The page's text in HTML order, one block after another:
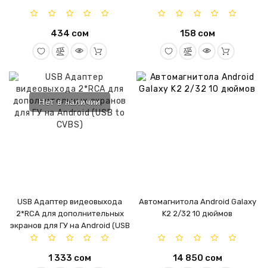
434 сом 158 сом
Нет в наличии
USB Адаптер видеовыхода
2*RCA для дополнительных
экранов для ГУ на Android (USB
to CVBS)
1 333 сом
Автомагнитола Android Galaxy
K2 2/32 10 дюймов
14 850 сом